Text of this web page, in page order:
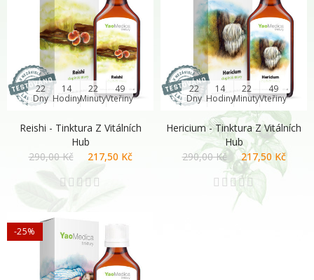
22
Dny
14
Hodiny
22
Minuty
48
Vteřiny
Reishi - Tinktura Z Vitálních
Hub
290,00 Kč
217,50 Kč
22
Dny
14
Hodiny
22
Minuty
48
Vteřiny
Hericium - Tinktura Z Vitálních
Hub
290,00 Kč
217,50 Kč
-25%